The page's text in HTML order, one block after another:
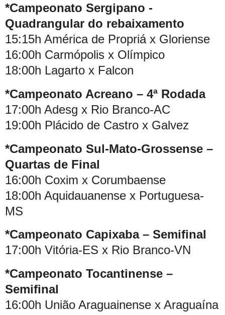
*Campeonato Sergipano -
Quadrangular do rebaixamento
15:15h América de Propriá x Gloriense
16:00h Carmópolis x Olímpico
18:00h Lagarto x Falcon
*Campeonato Acreano – 4ª Rodada
17:00h Adesg x Rio Branco-AC
19:00h Plácido de Castro x Galvez
*Campeonato Sul-Mato-Grossense –
Quartas de Final
16:00h Coxim x Corumbaense
18:00h Aquidauanense x Portuguesa-
MS
*Campeonato Capixaba – Semifinal
17:00h Vitória-ES x Rio Branco-VN
*Campeonato Tocantinense –
Semifinal
16:00h União Araguainense x Araguaína